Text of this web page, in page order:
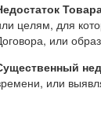
целям, для
или
или